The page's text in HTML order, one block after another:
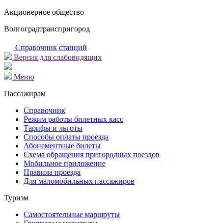
Акционерное общество
Волгоградтранспригород
Справочник станций
Версия для слабовидящих
Меню
Пассажирам
Справочник
Режим работы билетных касс
Тарифы и льготы
Способы оплаты проезда
Абонементные билеты
Схема обращения пригородных поездов
Мобильное приложение
Правила проезда
Для маломобильных пассажиров
Туризм
Самостоятельные маршруты